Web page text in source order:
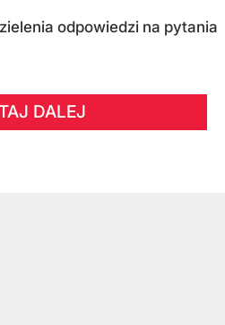
odpowiedzi na pytania
DALEJ